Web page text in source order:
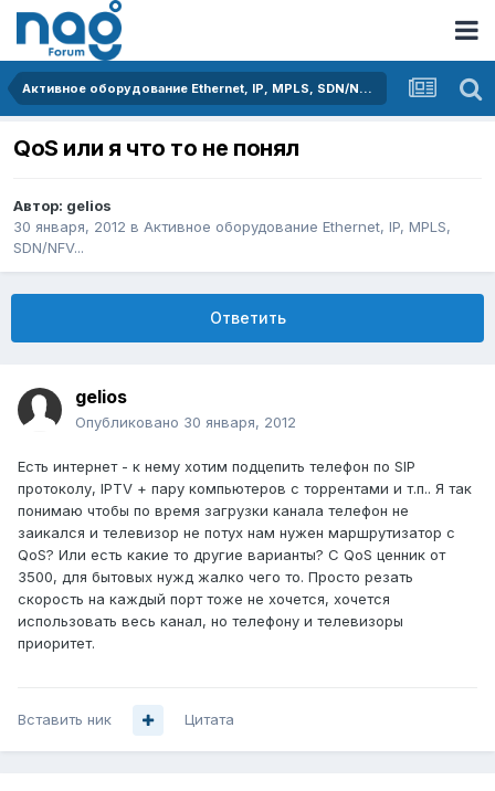
Активное оборудование Ethernet, IP, MPLS, SDN/NFV...
QoS или я что то не понял
Автор: gelios
30 января, 2012 в Активное оборудование Ethernet, IP, MPLS,
SDN/NFV...
Ответить
gelios
Опубликовано 30 января, 2012
Есть интернет - к нему хотим подцепить телефон по SIP
протоколу, IPTV + пару компьютеров с торрентами и т.п.. Я так
понимаю чтобы по время загрузки канала телефон не
заикался и телевизор не потух нам нужен маршрутизатор с
QoS? Или есть какие то другие варианты? С QoS ценник от
3500, для бытовых нужд жалко чего то. Просто резать
скорость на каждый порт тоже не хочется, хочется
использовать весь канал, но телефону и телевизоры
приоритет.
Вставить ник Цитата